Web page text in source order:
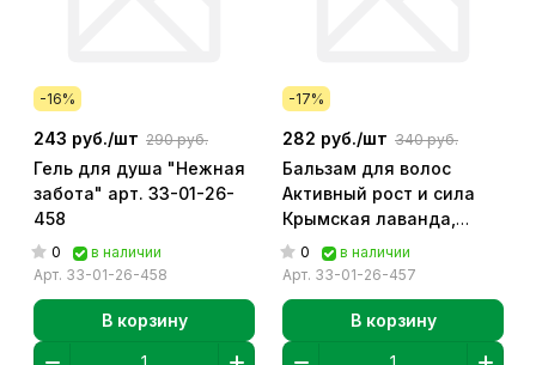
-16%
243 руб./шт 290 руб.
Гель для душа "Нежная
забота" арт. 33-01-26-
458
0
в наличии
Арт. 33-01-26-458
В корзину
-17%
282 руб./шт 340 руб.
Бальзам для волос
Активный рост и сила
Крымская лаванда,
200г. арт. 33-01-26-457
0
в наличии
Арт. 33-01-26-457
В корзину